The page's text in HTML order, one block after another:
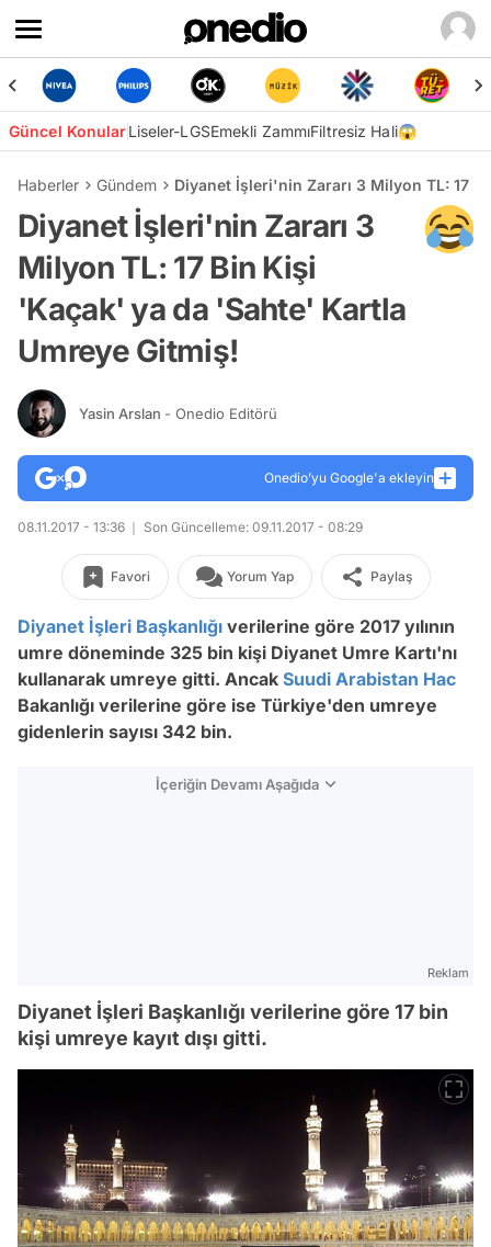
Güncel KonularLiseler-LGSEmekli ZammıFiltresiz Hali😱
Haberler Gündem Diyanet İşleri'nin Zararı 3 Milyon TL: 17
Diyanet İşleri'nin Zararı 3
Milyon TL: 17 Bin Kişi
'Kaçak' ya da 'Sahte' Kartla
Umreye Gitmiş!
Yasin Arslan - Onedio Editörü
Onedio’yu Google'a ekleyin
08.11.2017 - 13:36 Son Güncelleme: 09.11.2017 - 08:29
Favori Yorum Yap Paylaş
Diyanet İşleri Başkanlığı verilerine göre 2017 yılının
umre döneminde 325 bin kişi Diyanet Umre Kartı'nı
kullanarak umreye gitti. Ancak Suudi Arabistan Hac
Bakanlığı verilerine göre ise Türkiye'den umreye
gidenlerin sayısı 342 bin.
İçeriğin Devamı Aşağıda
Reklam
Diyanet İşleri Başkanlığı verilerine göre 17 bin
kişi umreye kayıt dışı gitti.